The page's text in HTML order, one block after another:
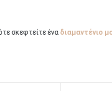
σκεφτείτε ένα διαμαντένιο
και την αισιοδοξία. Αποπνέει